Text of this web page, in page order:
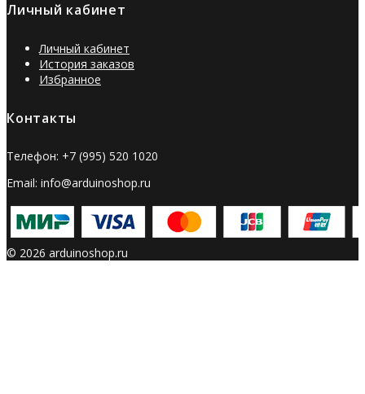
Личный кабинет
Личный кабинет
История заказов
Избранное
Контакты
Телефон: +7 (995) 520 1020
Email: info@arduinoshop.ru
© 2026 arduinoshop.ru